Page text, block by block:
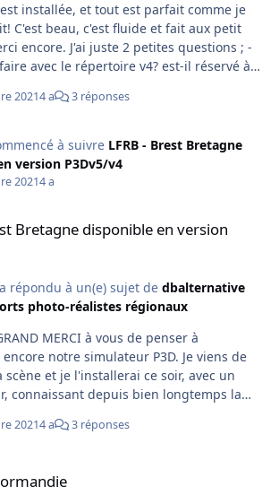
installée, et tout est parfait comme je
C'est beau, c'est fluide et fait aux petit
2 petites questions ; -
avec le répertoire v4? est-il réservé à
que celui de SODE (ils sont l'un à
situé dans Bretagne VFR Vol1 -
Dans la scène de l’aéroport, je ne
fichier relatif au manche (type ws par
20214 a 3 réponses
à suivre LFRB - Brest Bretagne
version P3Dv5/v4
20214 a
Bretagne disponible en version
répondu à un(e) sujet de dbalternative
photo-réalistes régionaux
MERCI à vous de penser à
notre simulateur P3D. Je viens de
scène et je l'installerai ce soir, avec un
connaissant depuis bien longtemps la
seul à m’intéresser encore à ce type de
20214 a 3 réponses